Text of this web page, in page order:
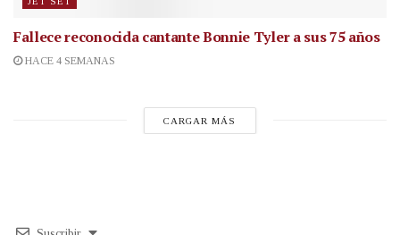
Fallece reconocida cantanteBonnie Tyler a sus 75 años
HACE 4 SEMANAS
CARGAR MÁS